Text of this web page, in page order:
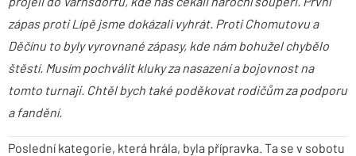
zápas proti Lípě jsme dokázali vyhrát. Proti Chomutovu a
Děčínu to byly vyrovnané zápasy, kde nám bohužel chybělo
štěstí. Musím pochválit kluky za nasazení a bojovnost na
tomto turnaji. Chtěl bych také poděkovat rodičům za podporu
a fandění.
Poslední kategorie, která hrála, byla přípravka. Ta se v sobotu